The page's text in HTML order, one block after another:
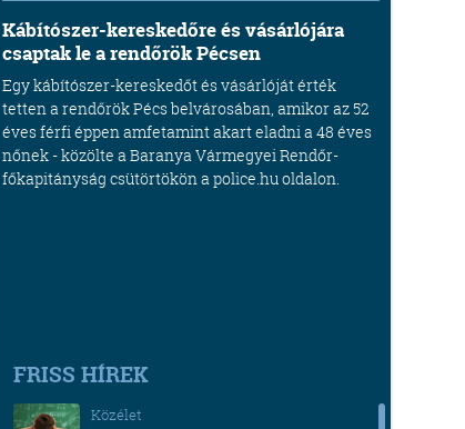
Kábítószer-kereskedőre és vásárlójára
csaptak le a rendőrök Pécsen
Egy kábítószer-kereskedőt és vásárlóját érték
tetten a rendőrök Pécs belvárosában, amikor az 52
éves férfi éppen amfetamint akart eladni a 48 éves
nőnek - közölte a Baranya Vármegyei Rendőr-
főkapitányság csütörtökön a police.hu oldalon.
FRISS HÍREK
Közélet